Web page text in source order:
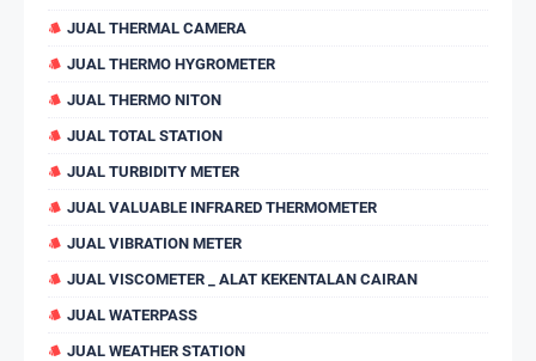
JUAL THERMAL CAMERA
JUAL THERMO HYGROMETER
JUAL THERMO NITON
JUAL TOTAL STATION
JUAL TURBIDITY METER
JUAL VALUABLE INFRARED THERMOMETER
JUAL VIBRATION METER
JUAL VISCOMETER _ ALAT KEKENTALAN CAIRAN
JUAL WATERPASS
JUAL WEATHER STATION